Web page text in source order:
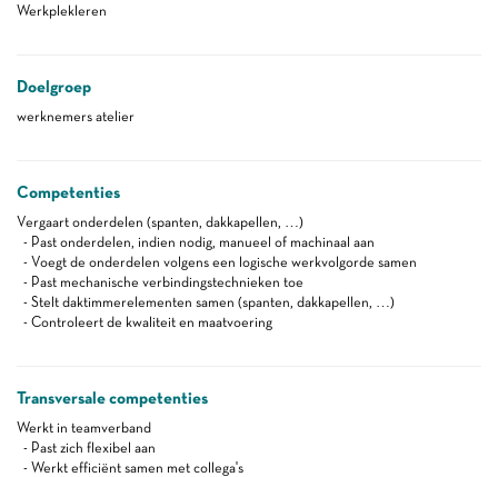
Werkplekleren
Doelgroep
werknemers atelier
Competenties
Vergaart onderdelen (spanten, dakkapellen, …)
- Past onderdelen, indien nodig, manueel of machinaal aan
- Voegt de onderdelen volgens een logische werkvolgorde samen
- Past mechanische verbindingstechnieken toe
- Stelt daktimmerelementen samen (spanten, dakkapellen, …)
- Controleert de kwaliteit en maatvoering
Transversale competenties
Werkt in teamverband
- Past zich flexibel aan
- Werkt efficiënt samen met collega's